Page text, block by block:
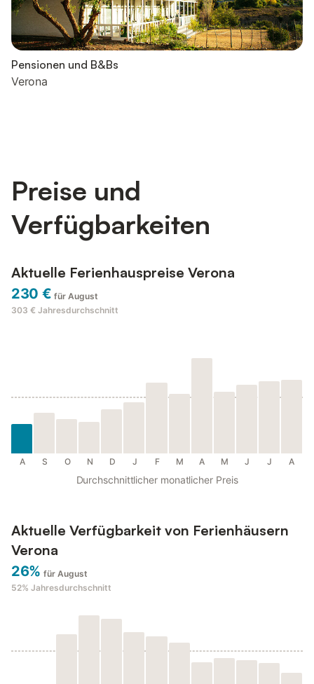
Pensionen und B&Bs
Verona
Preise und
Verfügbarkeiten
Aktuelle Ferienhauspreise Verona
230 € für August
303 € Jahresdurchschnitt
A S O N D J F M A M J J A
Durchschnittlicher monatlicher Preis
Aktuelle Verfügbarkeit von Ferienhäusern
Verona
26% für August
52% Jahresdurchschnitt